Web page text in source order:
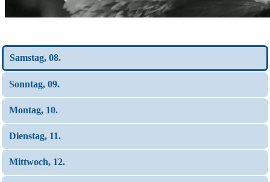
Samstag, 08.
Sonntag, 09.
Montag, 10.
Dienstag, 11.
Mittwoch, 12.